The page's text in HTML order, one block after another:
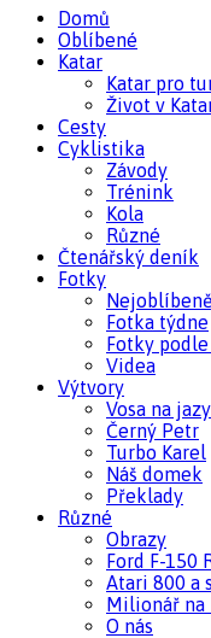
Domů
Oblíbené
Katar
Katar pro
Život v
Cesty
Cyklistika
Závody
Trénink
Kola
Různé
Čtenářský deník
Fotky
Fotka týdne
Fotky
Videa
Výtvory
Vosa na
Černý Petr
Turbo Karel
Náš domek
Překlady
Různé
Obrazy
Ford F-150
Atari 800 a
Milionář na
O nás